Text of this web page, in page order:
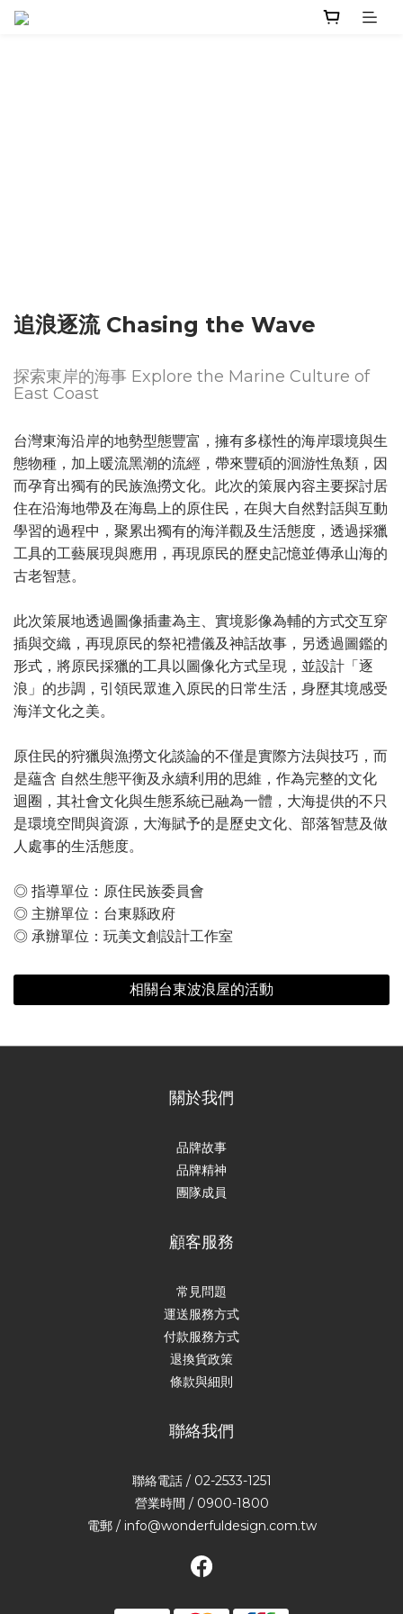
追浪逐流 Chasing the Wave
探索東岸的海事 Explore the Marine Culture of
East Coast
台灣東海沿岸的地勢型態豐富，擁有多樣性的海岸環境與生
態物種，加上暖流黑潮的流經，帶來豐碩的洄游性魚類，因
而孕育出獨有的民族漁撈文化。此次的策展內容主要探討居
住在沿海地帶及在海島上的原住民，在與大自然對話與互動
學習的過程中，聚累出獨有的海洋觀及生活態度，透過採獵
工具的工藝展現與應用，再現原民的歷史記憶並傳承山海的
古老智慧。
此次策展地透過圖像插畫為主、實境影像為輔的方式交互穿
插與交織，再現原民的祭祀禮儀及神話故事，另透過圖鑑的
形式，將原民採獵的工具以圖像化方式呈現，並設計「逐
浪」的步調，引領民眾進入原民的日常生活，身歷其境感受
海洋文化之美。
原住民的狩獵與漁撈文化談論的不僅是實際方法與技巧，而
是蘊含 自然生態平衡及永續利用的思維，作為完整的文化
迴圈，其社會文化與生態系統已融為一體，大海提供的不只
是環境空間與資源，大海賦予的是歷史文化、部落智慧及做
人處事的生活態度。
◎ 指導單位：原住民族委員會
◎ 主辦單位：台東縣政府
◎ 承辦單位：玩美文創設計工作室
相關台東波浪屋的活動
關於我們
品牌故事
品牌精神
團隊成員
顧客服務
常見問題
運送服務方式
付款服務方式
退換貨政策
條款與細則
聯絡我們
聯絡電話 / 02-2533-1251
營業時間 / 0900-1800
電郵 / info@wonderfuldesign.com.tw